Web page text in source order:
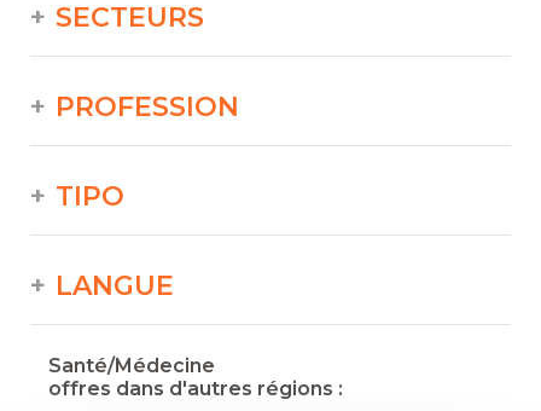
SECTEURS
PROFESSION
TIPO
LANGUE
Santé/Médecine
offres dans d'autres régions :